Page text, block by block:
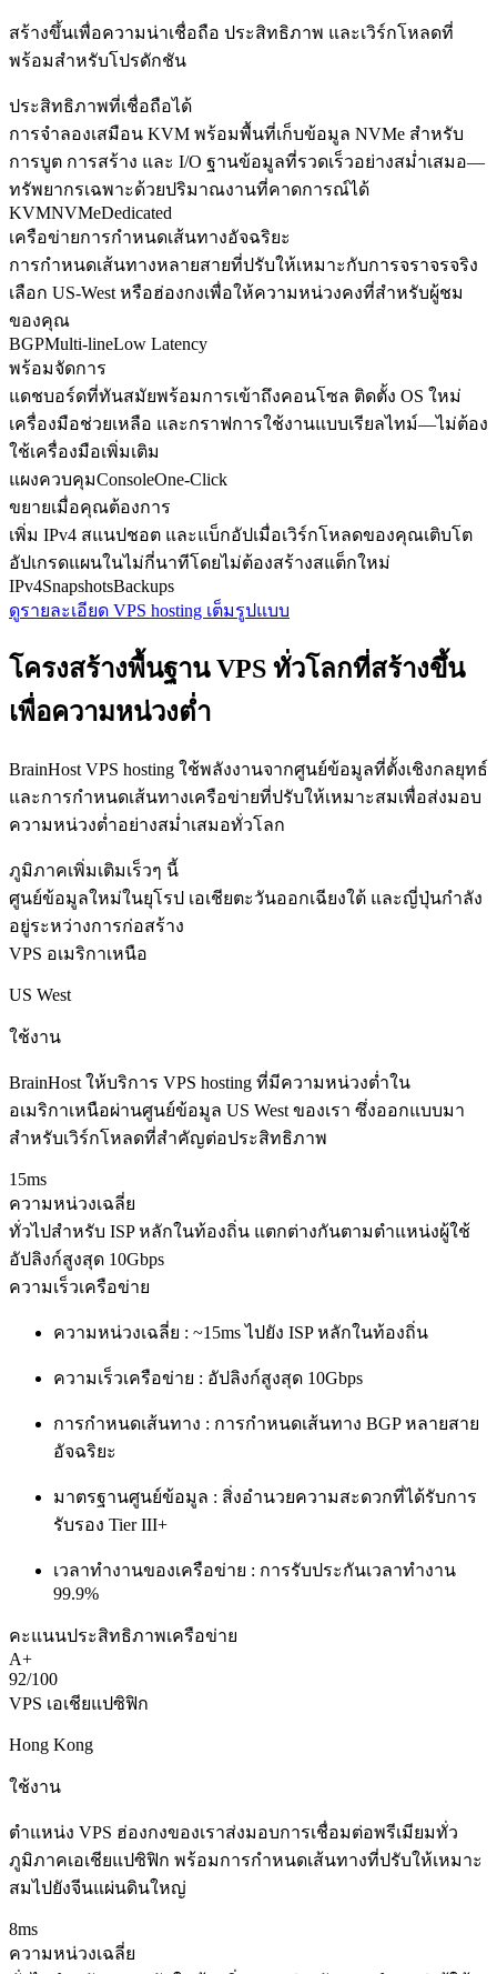
สร้างขึ้นเพื่อความน่าเชื่อถือ ประสิทธิภาพ และเวิร์กโหลดที่
พร้อมสำหรับโปรดักชัน
ประสิทธิภาพที่เชื่อถือได้
การจำลองเสมือน KVM พร้อมพื้นที่เก็บข้อมูล NVMe สำหรับ
การบูต การสร้าง และ I/O ฐานข้อมูลที่รวดเร็วอย่างสม่ำเสมอ—
ทรัพยากรเฉพาะด้วยปริมาณงานที่คาดการณ์ได้
KVMNVMeDedicated
เครือข่ายการกำหนดเส้นทางอัจฉริยะ
การกำหนดเส้นทางหลายสายที่ปรับให้เหมาะกับการจราจรจริง
เลือก US-West หรือฮ่องกงเพื่อให้ความหน่วงคงที่สำหรับผู้ชม
ของคุณ
BGPMulti-lineLow Latency
พร้อมจัดการ
แดชบอร์ดที่ทันสมัยพร้อมการเข้าถึงคอนโซล ติดตั้ง OS ใหม่
เครื่องมือช่วยเหลือ และกราฟการใช้งานแบบเรียลไทม์—ไม่ต้อง
ใช้เครื่องมือเพิ่มเติม
แผงควบคุมConsoleOne-Click
ขยายเมื่อคุณต้องการ
เพิ่ม IPv4 สแนปชอต และแบ็กอัปเมื่อเวิร์กโหลดของคุณเติบโต
อัปเกรดแผนในไม่กี่นาทีโดยไม่ต้องสร้างสแต็กใหม่
IPv4SnapshotsBackups
ดูรายละเอียด VPS hosting เต็มรูปแบบ
โครงสร้างพื้นฐาน VPS ทั่วโลกที่สร้างขึ้น
เพื่อความหน่วงต่ำ
BrainHost VPS hosting ใช้พลังงานจากศูนย์ข้อมูลที่ตั้งเชิงกลยุทธ์
และการกำหนดเส้นทางเครือข่ายที่ปรับให้เหมาะสมเพื่อส่งมอบ
ความหน่วงต่ำอย่างสม่ำเสมอทั่วโลก
ภูมิภาคเพิ่มเติมเร็วๆ นี้
ศูนย์ข้อมูลใหม่ในยุโรป เอเชียตะวันออกเฉียงใต้ และญี่ปุ่นกำลัง
อยู่ระหว่างการก่อสร้าง
VPS อเมริกาเหนือ
US West
ใช้งาน
BrainHost ให้บริการ VPS hosting ที่มีความหน่วงต่ำใน
อเมริกาเหนือผ่านศูนย์ข้อมูล US West ของเรา ซึ่งออกแบบมา
สำหรับเวิร์กโหลดที่สำคัญต่อประสิทธิภาพ
15ms
ความหน่วงเฉลี่ย
ทั่วไปสำหรับ ISP หลักในท้องถิ่น แตกต่างกันตามตำแหน่งผู้ใช้
อัปลิงก์สูงสุด 10Gbps
ความเร็วเครือข่าย
ความหน่วงเฉลี่ย : ~15ms ไปยัง ISP หลักในท้องถิ่น
ความเร็วเครือข่าย : อัปลิงก์สูงสุด 10Gbps
การกำหนดเส้นทาง : การกำหนดเส้นทาง BGP หลายสาย
อัจฉริยะ
มาตรฐานศูนย์ข้อมูล : สิ่งอำนวยความสะดวกที่ได้รับการ
รับรอง Tier III+
เวลาทำงานของเครือข่าย : การรับประกันเวลาทำงาน
99.9%
คะแนนประสิทธิภาพเครือข่าย
A+
92/100
VPS เอเชียแปซิฟิก
Hong Kong
ใช้งาน
ตำแหน่ง VPS ฮ่องกงของเราส่งมอบการเชื่อมต่อพรีเมียมทั่ว
ภูมิภาคเอเชียแปซิฟิก พร้อมการกำหนดเส้นทางที่ปรับให้เหมาะ
สมไปยังจีนแผ่นดินใหญ่
8ms
ความหน่วงเฉลี่ย